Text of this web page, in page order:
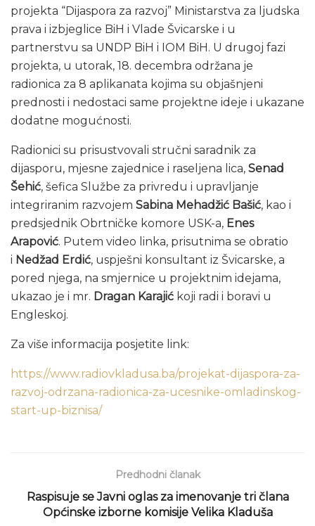
projekta “Dijaspora za razvoj” Ministarstva za ljudska
prava i izbjeglice BiH i Vlade Švicarske i u
partnerstvu sa UNDP BiH i IOM BiH. U drugoj fazi
projekta, u utorak, 18. decembra održana je
radionica za 8 aplikanata kojima su objašnjeni
prednosti i nedostaci same projektne ideje i ukazane
dodatne mogućnosti.
Radionici su prisustvovali stručni saradnik za
dijasporu, mjesne zajednice i raseljena lica, Senad
Šehić, šefica Službe za privredu i upravljanje
integriranim razvojem Sabina Mehadžić Bašić, kao i
predsjednik Obrtničke komore USK-a, Enes
Arapović. Putem video linka, prisutnima se obratio
i Nedžad Erdić, uspješni konsultant iz Švicarske, a
pored njega, na smjernice u projektnim idejama,
ukazao je i mr. Dragan Karajić koji radi i boravi u
Engleskoj.
Za više informacija posjetite link:
https://www.radiovkladusa.ba/projekat-dijaspora-za-
razvoj-odrzana-radionica-za-ucesnike-omladinskog-
start-up-biznisa/
Predhodni članak
Raspisuje se Javni oglas za imenovanje tri člana
Općinske izborne komisije Velika Kladuša